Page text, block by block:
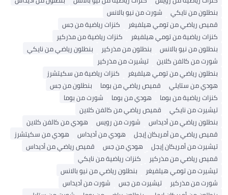
بنطلون من نايكي
شورت من نيو بالانس
قميص رياضي من تومي هيلفيغر
كنزات رياضية من جس
كنزات رياضية من تومي هيلفيغر
كنزات رياضية من مذركير
بنطلون من نيو بالانس
بنطلون من مذركير
بنطلون رياضي من نايكي
شورت من كالفن كلاين
تيشيرت من مذركير
بنطلون رياضي من تومي هيلفيغر
كنزات رياضية من سكيتشرز
هودي من ستايلي
قميص رياضي من بوما
بنطلون من جس
كنزات رياضية من بوما
هودي من بوما
شورت من بوما
تيشيرت من نايكي
قميص رياضي من كالفن كلاين
بنطلون رياضي من أديداس
شورت من رويس
هودي من كالفن كلاين
قميص رياضي من أمريكان إيجل
هودي من أديداس
هودي من سكيتشرز
تيشيرت من أمريكان إيجل
هودي من جس
قميص رياضي من أديداس
قميص رياضي من مذركير
كنزات رياضية من نايكي
تيشيرت من تومي هيلفيغر
بنطلون رياضي من نيو بالانس
شورت من مذركير
تيشيرت من جس
شورت من أديداس